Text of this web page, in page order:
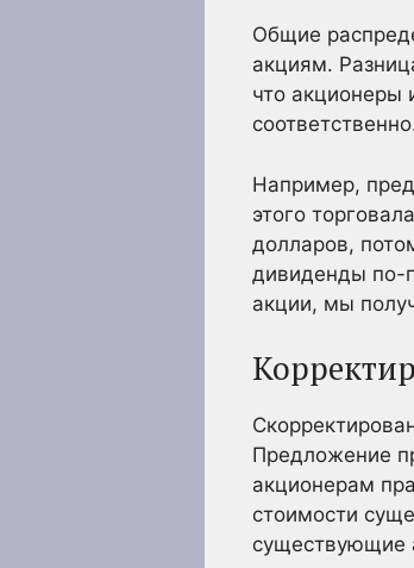
Общие
акциям.
что акционеры
Например,
этого
долларов,
дивиденды по-
акции, мы
Предложение
акционерам
стоимости
существующие